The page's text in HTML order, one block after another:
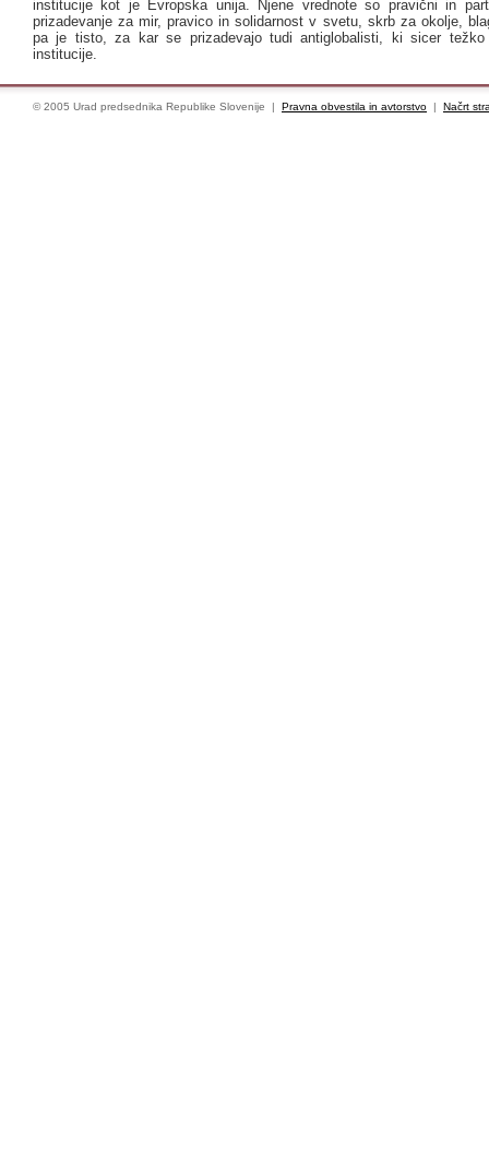
institucije kot je Evropska unija. Njene vrednote so pravični in
prizadevanje za mir, pravico in solidarnost v svetu, skrb za okolje,
pa je tisto, za kar se prizadevajo tudi antiglobalisti, ki sicer
institucije.
© 2005 Urad predsednika Republike Slovenije | Pravna obvestila in avtorstvo | Načrt